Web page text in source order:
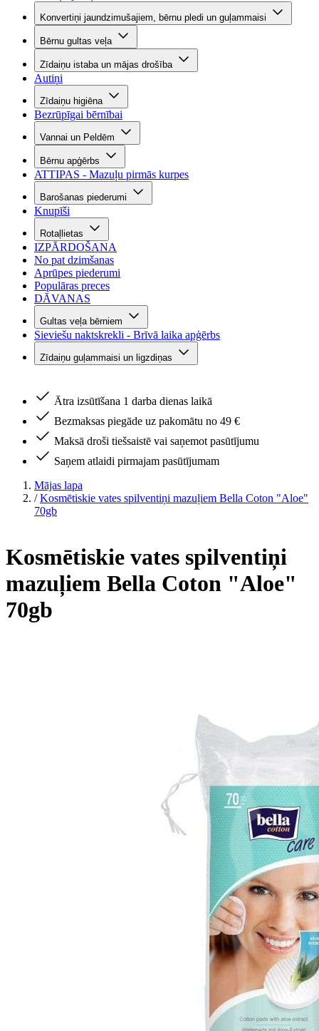
Konvertiņi jaundzimušajiem, bērnu pledi un guļammaisi
Bērnu gultas veļa
Zīdaiņu istaba un mājas drošība
Autiņi
Zīdaiņu higiēna
Bezrūpīgai bērnībai
Vannai un Peldēm
Bērnu apģērbs
ATTIPAS - Mazuļu pirmās kurpes
Barošanas piederumi
Knupīši
Rotaļlietas
IZPĀRDOŠANA
No pat dzimšanas
Aprūpes piederumi
Populāras preces
DĀVANAS
Gultas veļa bērniem
Sieviešu naktskrekli - Brīvā laika apģērbs
Zīdaiņu guļammaisi un ligzdiņas
Ātra izsūtīšana 1 darba dienas laikā
Bezmaksas piegāde uz pakomātu no 49 €
Maksā droši tiešsaistē vai saņemot pasūtījumu
Saņem atlaidi pirmajam pasūtījumam
Mājas lapa
/ Kosmētiskie vates spilventiņi mazuļiem Bella Coton "Aloe"
70gb
Kosmētiskie vates spilventiņi
mazuļiem Bella Coton "Aloe"
70gb